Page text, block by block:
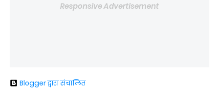
Responsive Advertisement
Blogger द्वारा संचालित